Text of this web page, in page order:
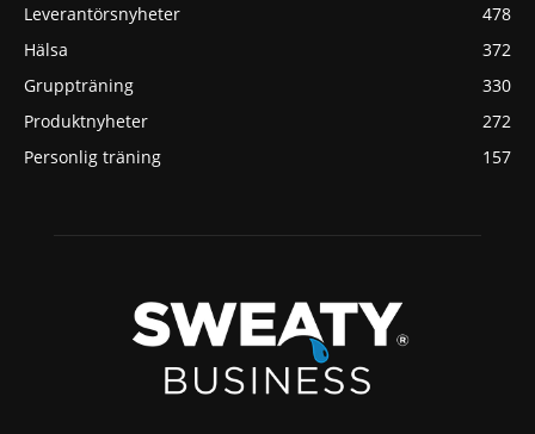
Leverantörsnyheter
478
Hälsa
372
Gruppträning
330
Produktnyheter
272
Personlig träning
157